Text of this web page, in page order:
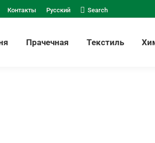
Контакты Русский Search
Прачечная Текстиль